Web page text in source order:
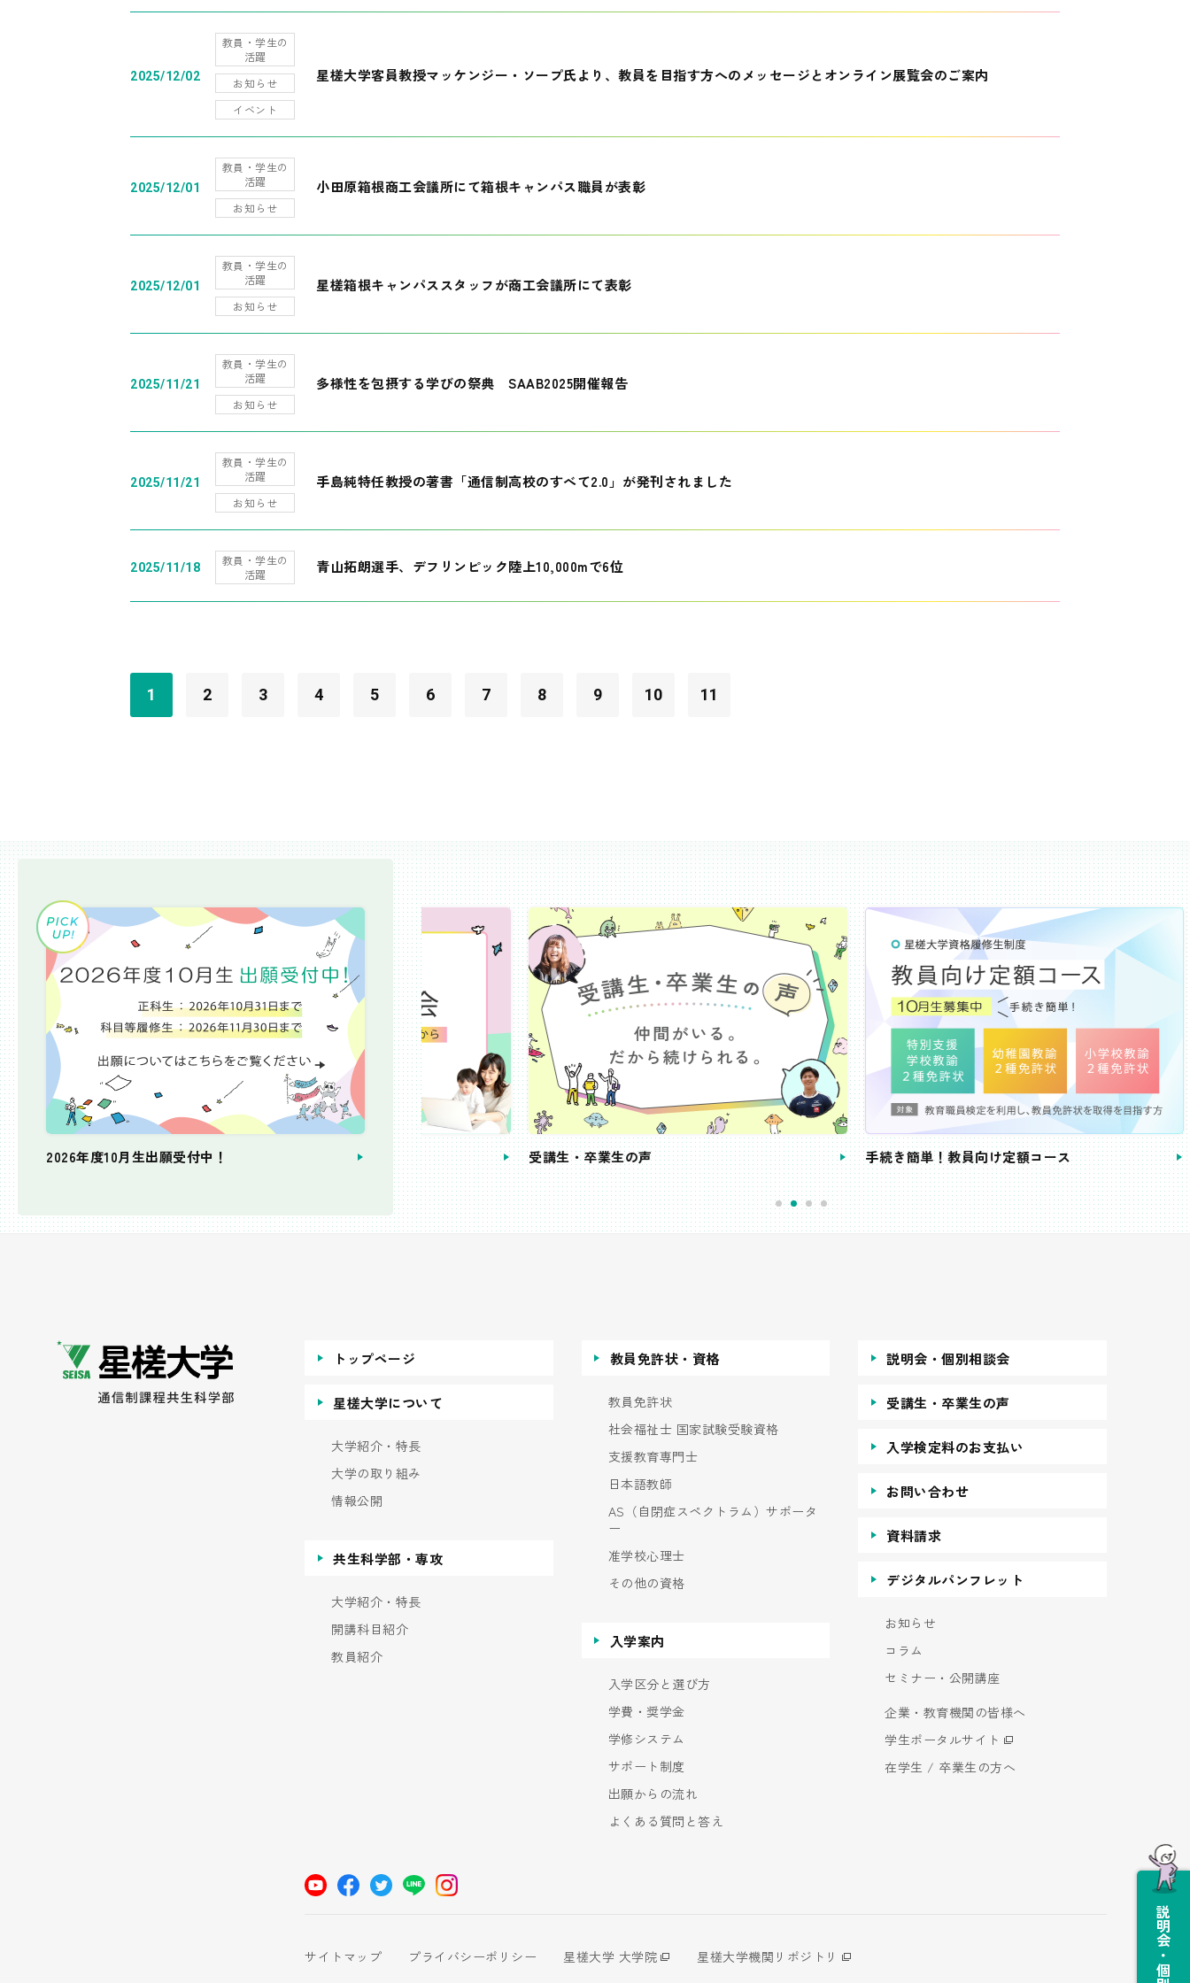
2025/12/02
教員・学生の
活躍
お知らせ
イベント
星槎大学客員教授マッケンジー・ソープ氏より、教員を目指す方へのメッセージとオンライン展覧会のご案内
2025/12/01
教員・学生の
活躍
お知らせ
小田原箱根商工会議所にて箱根キャンパス職員が表彰
2025/12/01
教員・学生の
活躍
お知らせ
星槎箱根キャンパススタッフが商工会議所にて表彰
2025/11/21
教員・学生の
活躍
お知らせ
多様性を包摂する学びの祭典 SAAB2025開催報告
2025/11/21
教員・学生の
活躍
お知らせ
手島純特任教授の著書「通信制高校のすべて2.0」が発刊されました
2025/11/18
教員・学生の
活躍
青山拓朗選手、デフリンピック陸上10,000mで6位
1 2 3 4 5 6 7 8 9 10 11
2026年度10月生出願受付中！
個別相談会 受講生・卒業生の声 手続き簡単！教員向け定額コース 教員免許状が
トップページ
星槎大学について
大学紹介・特長
大学の取り組み
情報公開
共生科学部・専攻
大学紹介・特長
開講科目紹介
教員紹介
教員免許状・資格
教員免許状
社会福祉士 国家試験受験資格
支援教育専門士
日本語教師
AS（自閉症スペクトラム）サポータ
ー
准学校心理士
その他の資格
入学案内
入学区分と選び方
学費・奨学金
学修システム
サポート制度
出願からの流れ
よくある質問と答え
説明会・個別相談会
受講生・卒業生の声
入学検定料のお支払い
お問い合わせ
資料請求
デジタルパンフレット
お知らせ
コラム
セミナー・公開講座
企業・教育機関の皆様へ
学生ポータルサイト
在学生 / 卒業生の方へ
サイトマップ プライバシーポリシー 星槎大学 大学院
星槎大学機関リポジトリ